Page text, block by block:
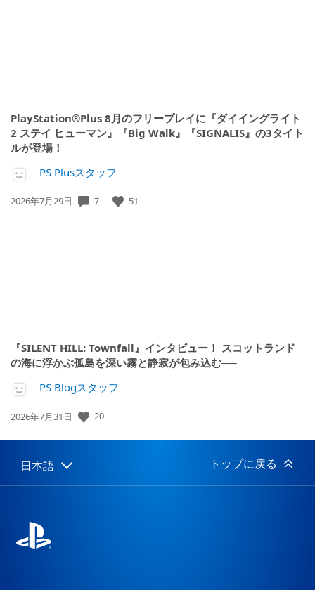
PlayStation®Plus 8月のフリープレイに『ダイイングライト
2 ステイ ヒューマン』『Big Walk』『SIGNALIS』の3タイト
ルが登場！
PS Plusスタッフ
公
2026年7月29日 7 51
『SILENT HILL: Townfall』インタビュー！ スコットランド
の海に浮かぶ孤島を深い霧と静寂が包み込む──
PS Blogスタッフ
公
日:
2026年7月31日 20
Select
a
Current
region:
日本語 トップに戻る